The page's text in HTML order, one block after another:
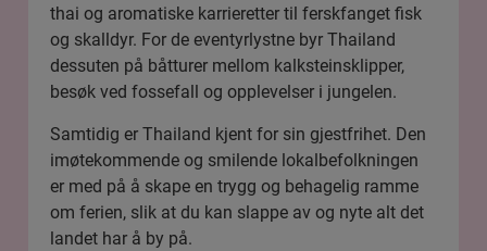
thai og aromatiske karrieretter til ferskfanget fisk
og skalldyr. For de eventyrlystne byr Thailand
dessuten på båtturer mellom kalksteinsklipper,
besøk ved fossefall og opplevelser i jungelen.
Samtidig er Thailand kjent for sin gjestfrihet. Den
imøtekommende og smilende lokalbefolkningen
er med på å skape en trygg og behagelig ramme
om ferien, slik at du kan slappe av og nyte alt det
landet har å by på.